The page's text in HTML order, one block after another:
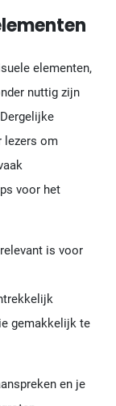
elementen,
nuttig zijn
lezers om
voor het
is voor
gemakkelijk te
en je